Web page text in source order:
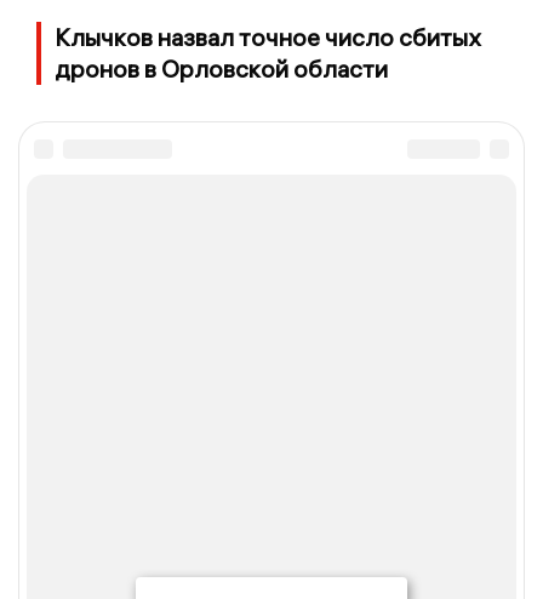
Клычков назвал точное число сбитых
дронов в Орловской области